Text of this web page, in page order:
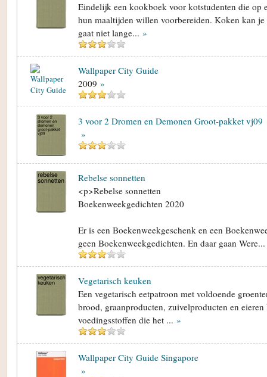
Eindelijk een kookboek voor kotstudenten die op
hun maaltijden willen voorbereiden. Koken kan je
gaat niet lange... »
Wallpaper City Guide
2009 »
3 voor 2 Dromen en Demonen Groot-pakket vj09
»
Rebelse sonnetten
<p>Rebelse sonnetten
Boekenweekgedichten 2020
Er is een Boekenweekgeschenk en een
geen Boekenweekgedichten. En daar gaan
Vegetarisch keuken
Een vegetarisch eetpatroon met voldoende
brood, graanproducten, zuivelproducten en eieren
voedingsstoffen die het ... »
Wallpaper City Guide Singapore
»